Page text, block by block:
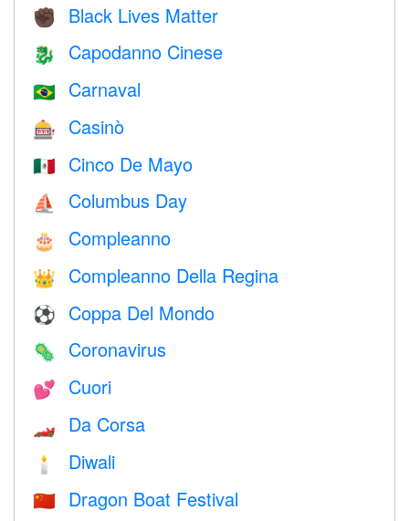
✊🏿 Black Lives Matter
🐉 Capodanno Cinese
🇧🇷 Carnaval
🎰 Casinò
🇲🇽 Cinco De Mayo
⛵️ Columbus Day
🎂 Compleanno
👑 Compleanno Della Regina
⚽ Coppa Del Mondo
🦠 Coronavirus
💕 Cuori
🏎 Da Corsa
🕯 Diwali
🇨🇳 Dragon Boat Festival